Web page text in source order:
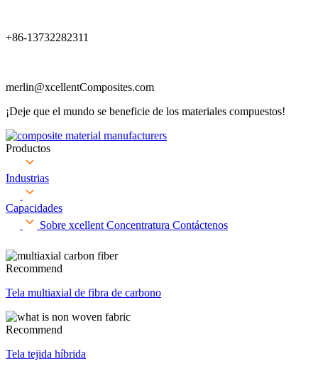
+86-13732282311
merlin@xcellentComposites.com
¡Deje que el mundo se beneficie de los materiales compuestos!
Productos
Industrias
Capacidades
Sobre xcellent Concentratura Contáctenos
Recommend
Tela multiaxial de fibra de carbono
Recommend
Tela tejida híbrida